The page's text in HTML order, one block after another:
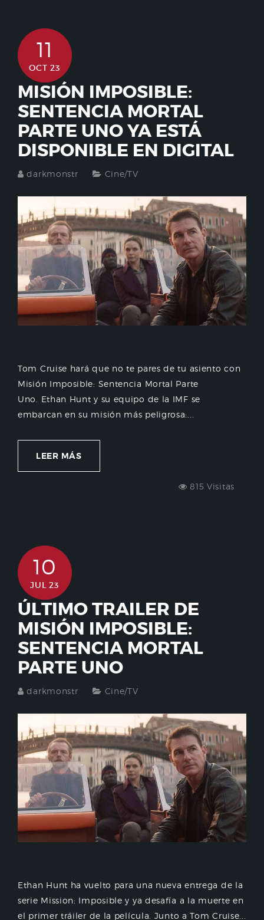
11
OCT 23
MISIÓN IMPOSIBLE:
SENTENCIA MORTAL
PARTE UNO YA ESTÁ
DISPONIBLE EN DIGITAL
darkmonstr Cine/TV
Tom Cruise hará que no te pares de tu asiento con
Misión Imposible: Sentencia Mortal Parte
Uno. Ethan Hunt y su equipo de la IMF se
embarcan en su misión más peligrosa:...
LEER MÁS
815 Visitas
10
JUL 23
ÚLTIMO TRAILER DE
MISIÓN IMPOSIBLE:
SENTENCIA MORTAL
PARTE UNO
darkmonstr Cine/TV
Ethan Hunt ha vuelto para una nueva entrega de la
serie Mission: Imposible y ya desafía a la muerte en
el primer tráiler de la película. Junto a Tom Cruise...